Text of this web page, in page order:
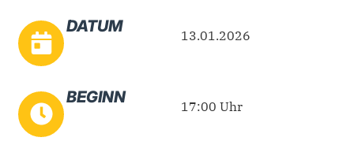
DATUM 13.01.2026
BEGINN 17:00 Uhr